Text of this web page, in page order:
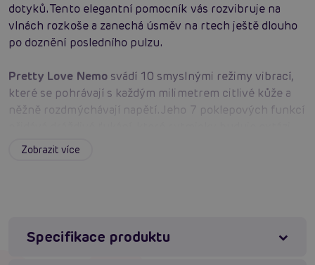
dotyků. Tento elegantní pomocník vás rozvibruje na
vlnách rozkoše a zanechá úsměv na rtech ještě dlouho
po doznění posledního pulzu.
Pretty Love Nemosvádí 10 smyslnými režimy vibrací,
které se pohrávají s každým milimetrem citlivé kůže a
něžně rozdmýchávají napětí. Jeho 7 poklepových funkcí
jemně, hravě a stále přesně tam, kde to milujete. Hebký,
tajuplné rozměry a kapky vody zesilují každý vjem.
Údržba je radostně jednoduchá – stačí voda a jemné
Zobrazit více
Specifikace produktu